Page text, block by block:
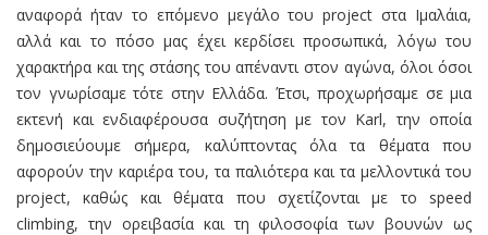
αναφορά ήταν το επόμενο μεγάλο του project στα Ιμαλάια,
αλλά και το πόσο μας έχει κερδίσει προσωπικά, λόγω του
χαρακτήρα και της στάσης του απέναντι στον αγώνα, όλοι όσοι
τον γνωρίσαμε τότε στην Ελλάδα. Έτσι, προχωρήσαμε σε μια
εκτενή και ενδιαφέρουσα συζήτηση με τον Karl, την οποία
δημοσιεύουμε σήμερα, καλύπτοντας όλα τα θέματα που
αφορούν την καριέρα του, τα παλιότερα και τα μελλοντικά του
project, καθώς και θέματα που σχετίζονται με το speed
climbing, την ορειβασία και τη φιλοσοφία των βουνών ως